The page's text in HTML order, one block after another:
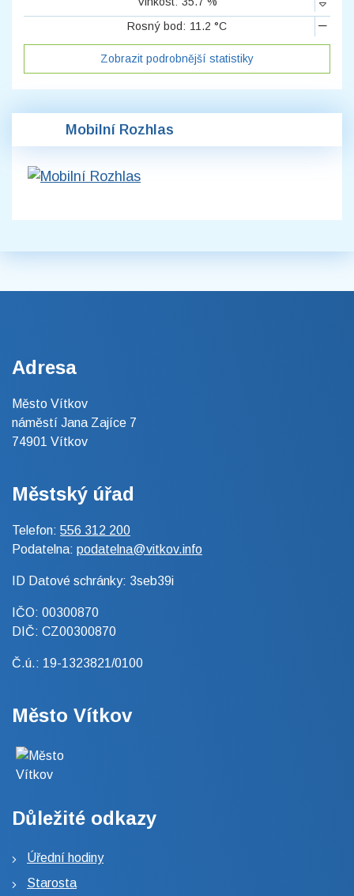
Rosný bod: 11.2 °C
Zobrazit podrobnější statistiky
Mobilní Rozhlas
Adresa
Město Vítkov
náměstí Jana Zajíce 7
74901 Vítkov
Městský úřad
Telefon: 556 312 200
Podatelna: podatelna@vitkov.info
ID Datové schránky: 3seb39i
IČO: 00300870
DIČ: CZ00300870
Č.ú.: 19-1323821/0100
Město Vítkov
Důležité odkazy
Úřední hodiny
Starosta